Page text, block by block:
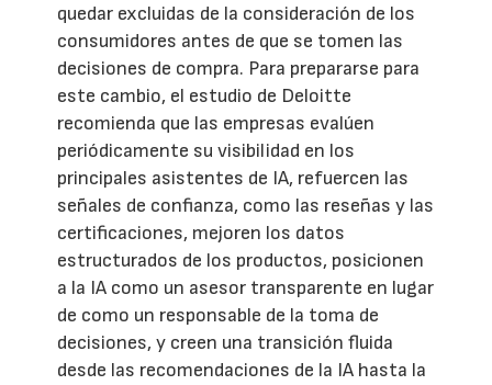
quedar excluidas de la consideración de los
consumidores antes de que se tomen las
decisiones de compra. Para prepararse para
este cambio, el estudio de Deloitte
recomienda que las empresas evalúen
periódicamente su visibilidad en los
principales asistentes de IA, refuercen las
señales de confianza, como las reseñas y las
certificaciones, mejoren los datos
estructurados de los productos, posicionen
a la IA como un asesor transparente en lugar
de como un responsable de la toma de
decisiones, y creen una transición fluida
desde las recomendaciones de la IA hasta la